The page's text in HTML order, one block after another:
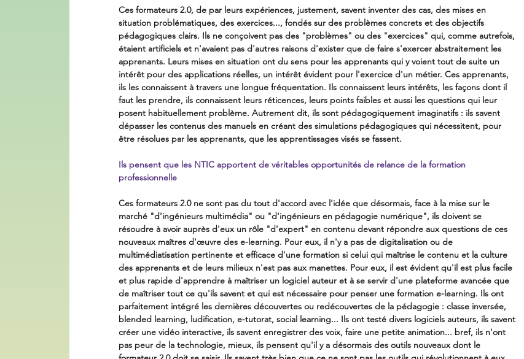
Ces formateurs 2.0, de par leurs expériences, justement, savent inventer des cas, des mises en
situation problématiques, des exercices..., fondés sur des problèmes concrets et des objectifs
pédagogiques clairs. Ils ne conçoivent pas des "problèmes" ou des "exercices" qui, comme autrefois,
étaient artificiels et n'avaient pas d'autres raisons d'exister que de faire s'exercer abstraitement les
apprenants. Leurs mises en situation ont du sens pour les apprenants qui y voient tout de suite un
intérêt pour des applications réelles, un intérêt évident pour l'exercice d'un métier. Ces apprenants,
ils les connaissent à travers une longue fréquentation. Ils connaissent leurs intérêts, les façons dont il
faut les prendre, ils connaissent leurs réticences, leurs points faibles et aussi les questions qui leur
posent habituellement problème. Autrement dit, ils sont pédagogiquement imaginatifs : ils savent
dépasser les contenus des manuels en créant des simulations pédagogiques qui nécessitent, pour
être résolues par les apprenants, que les apprentissages visés se fassent.
Ils pensent que les NTIC apportent de véritables opportunités de relance de la formation
professionnelle
Ces formateurs 2.0 ne sont pas du tout d'accord avec l'idée que désormais, face à la mise sur le
marché "d'ingénieurs multimédia" ou "d'ingénieurs en pédagogie numérique", ils doivent se
résoudre à avoir auprès d'eux un rôle "d'expert" en contenu devant répondre aux questions de ces
nouveaux maîtres d'œuvre des e-learning. Pour eux, il n'y a pas de digitalisation ou de
multimédiatisation pertinente et efficace d'une formation si celui qui maîtrise le contenu et la culture
des apprenants et de leurs milieux n'est pas aux manettes. Pour eux, il est évident qu'il est plus facile
et plus rapide d'apprendre à maîtriser un logiciel auteur et à se servir d'une plateforme avancée que
de maîtriser tout ce qu'ils savent et qui est nécessaire pour penser une formation e-learning. Ils ont
parfaitement intégré les dernières découvertes ou redécouvertes de la pédagogie : classe inversée,
blended learning, ludification, e-tutorat, social learning... Ils ont testé divers logiciels auteurs, ils savent
créer une vidéo interactive, ils savent enregistrer des voix, faire une petite animation... bref, ils n'ont
pas peur de la technologie, mieux, ils pensent qu'il y a désormais des outils nouveaux dont le